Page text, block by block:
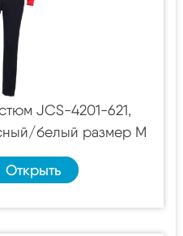
JCS-4201-621,
белый размер M
Открыть